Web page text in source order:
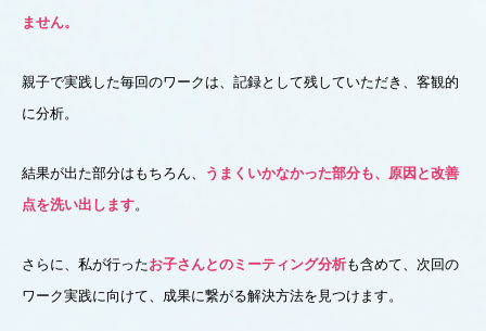
ません。
親子で実践した毎回のワークは、記録として残していただき、客観的
に分析。
結果が出た部分はもちろん、
うまくいかなかった部分も、原因と改善
点を洗い出します。
さらに、私が行ったお子さんとのミーティング分析も含めて、次回の
ワーク実践に向けて、成果に繋がる解決方法を見つけます。